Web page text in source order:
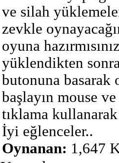
ve silah
zevkle
oyuna
yüklendikten
butonuna basarak
başlayın mouse
tıklama kullanarak
İyi eğlenceler..
Oynanan: 1,647